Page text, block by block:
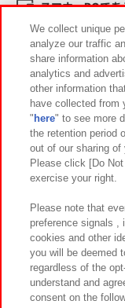
スマホ・PCであ
イベント・キャ
関連会社
プライバシーポリシ
お取引先さ
カスタマーハラスメン
We collect unique
analyze our traffic
share information
analytics and
other information
have collected
" here" to see more
the retention period
out of our sharing of
Please click [Do
exercise your right.
Please note that
preference signals ,
cookies and other
you will be deemed
regardless of the
understand and
consent on the